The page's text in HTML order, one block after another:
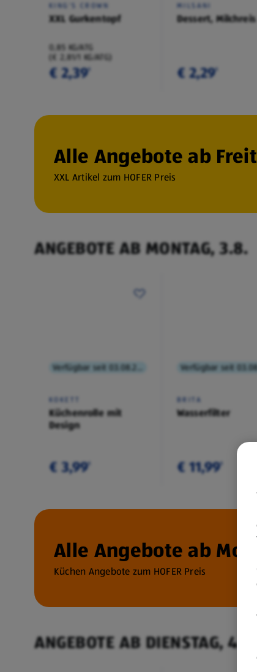
KING'S CROWN
XXL Gurkentopf
0,85 KG/ATG
(€ 2,81/1 KG/ATG)
€ 2,39¹
MILSANI
Dessert, Milchreis
€ 2,29¹
Alle Angebote ab
XXL Artikel zum HOFER Preis
ANGEBOTE AB MONTAG, 3.8.
KOKETT
Küchenrolle mit
Design
€ 3,99¹
BRITA
Wasserfilter
€ 11,99¹
Alle Angebote ab
Küchen Angebote zum HOFER Preis
ANGEBOTE AB DIENSTAG, 4.8.